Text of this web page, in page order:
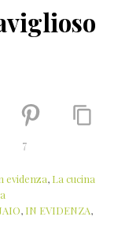
7
evidenza, La cucina
, IN EVIDENZA,